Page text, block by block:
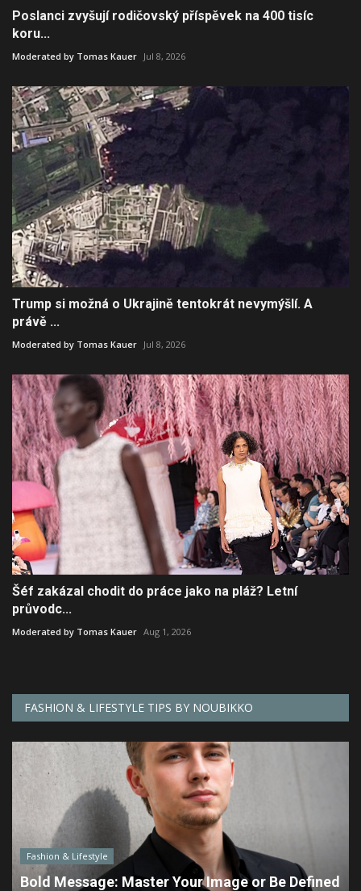
Poslanci zvyšují rodičovský příspěvek na 400 tisíc
koru...
Moderated by Tomas Kauer Jul 8, 2026
Trump si možná o Ukrajině tentokrát nevymýšlí. A
právě ...
Moderated by Tomas Kauer Jul 8, 2026
Šéf zakázal chodit do práce jako na pláž? Letní
průvodc...
Moderated by Tomas Kauer Aug 1, 2026
FASHION & LIFESTYLE TIPS BY NOUBIKKO
Fashion & Lifestyle
Bold Message: Master Your Image or Be Defined